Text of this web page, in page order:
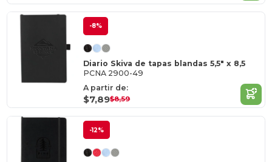
-8%
Diario Skiva de tapas blandas 5,5" x 8,5
PCNA 2900-49
A partir de:
$7,89$8,59
-12%